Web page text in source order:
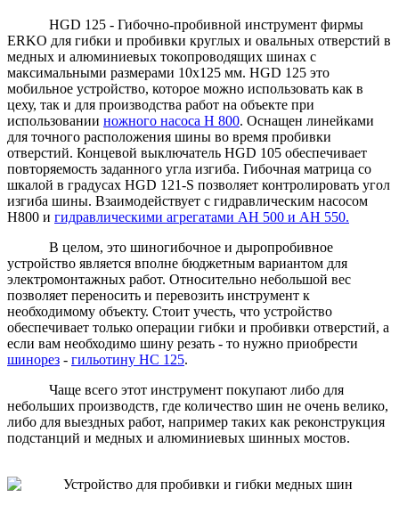
HGD 125 - Гибочно-пробивной инструмент фирмы
ERKO для гибки и пробивки круглых и овальных отверстий в
медных и алюминиевых токопроводящих шинах с
максимальными размерами 10х125 мм. HGD 125 это
мобильное устройство, которое можно использовать как в
цеху, так и для производства работ на объекте при
использовании ножного насоса Н 800. Оснащен линейками
для точного расположения шины во время пробивки
отверстий. Концевой выключатель HGD 105 обеспечивает
повторяемость заданного угла изгиба. Гибочная матрица со
шкалой в градусах HGD 121-S позволяет контролировать угол
изгиба шины. Взаимодействует с гидравлическим насосом
Н800 и гидравлическими агрегатами АН 500 и АН 550.
В целом, это шиногибочное и дыропробивное
устройство является вполне бюджетным вариантом для
электромонтажных работ. Относительно небольшой вес
позволяет переносить и перевозить инструмент к
необходимому объекту. Стоит учесть, что устройство
обеспечивает только операции гибки и пробивки отверстий, а
если вам необходимо шину резать - то нужно приобрести
шинорез - гильотину HC 125.
Чаще всего этот инструмент покупают либо для
небольших производств, где количество шин не очень велико,
либо для выездных работ, например таких как реконструкция
подстанций и медных и алюминиевых шинных мостов.